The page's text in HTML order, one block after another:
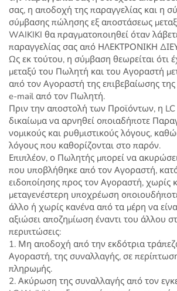
σας, η αποδοχή της παραγγελίας και η
σύμβασης πώλησης εξ αποστάσεως
WAIKIKI θα πραγματοποιηθεί όταν
παραγγελίας σας από ΗΛΕΚΤΡΟΝΙΚΗ
Ως εκ τούτου, η σύμβαση θεωρείται ότι
μεταξύ του Πωλητή και του Αγοραστή
από τον Αγοραστή της επιβεβαίωσης
e-mail από τον Πωλητή.
Πριν την αποστολή των Προϊόντων, η LC
δικαίωμα να αρνηθεί οποιαδήποτε
νομικούς και ρυθμιστικούς λόγους,
λόγους που καθορίζονται στο παρόν.
Επιπλέον, ο Πωλητής μπορεί να
που υποβλήθηκε από τον Αγοραστή,
ειδοποίησης προς τον Αγοραστή, χωρίς
μεταγενέστερη υποχρέωση
άλλο ή χωρίς κανένα από τα μέρη να
αξιώσει αποζημίωση έναντι του άλλου
περιπτώσεις:
1. Μη αποδοχή από την εκδότρια
Αγοραστή, της συναλλαγής, σε
πληρωμής.
2. Ακύρωση της συναλλαγής από τον